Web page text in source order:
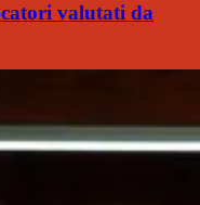
valutati da